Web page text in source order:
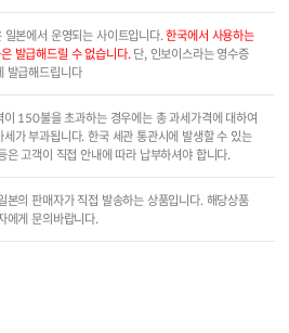
본에서 운영되는 사이트입니다.한국에서 사용하는
발급해드릴 수 없습니다.단, 인보이스라는 영수증
발급해드립니다
이 150불을 초과하는 경우에는 총 과세가격에 대하여
세가 부과됩니다. 한국 세관 통관시에 발생할 수 있는
은 고객이 직접 안내에 따라 납부하셔야 합니다.
본의 판매자가 직접 발송하는 상품입니다. 해당상품
에게 문의바랍니다.